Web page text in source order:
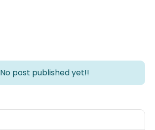
No post published yet!!